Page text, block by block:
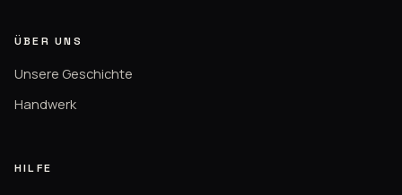
ÜBER UNS
Unsere Geschichte
Handwerk
HILFE